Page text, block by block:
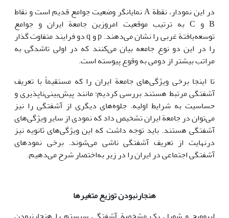
در این نمودار، نقطة A نمایانگر وضعیت جوامع قدیم است و نقاط
B و C به ترتیب موقعیت امروزین جامعة ایران و جوامع
توسعه‌یافتة غربی را نشان می‌دهند. p و q دو فرایند متفاوت گذار
را در این دو نوع جامعه بیان می‌کنند که در اولی تاشدگی به
مراتب بیشتر از دومی به وقوع پیوسته است.
تا اینجا برخی ویژگی‌های جامعة ایران را که مستقیماً با تعریف
آشفتگی مرتبط هستند بررسی کردیم؛ مانند پیش‌بینی‌ناپذیری و
حساسیت به شرایط اولیه. جلوه‌های دیگری از آشفتگی را نیز
می‌توان در جامعة ایران تشخیص داد که نمودی از سایر ویژگی‌های
آشفتگی هستند. باید توجه داشت که این ویژگی‌های ثانویه نیز
درنهایت از تعریف آشفتگی ناشی می‌شوند. برخی نمودهای
آشفتگی اجتماعی در ایران را در زیر به‌اختصار شرح می‌دهیم.
هنجارنبودن توزیع متغیرها